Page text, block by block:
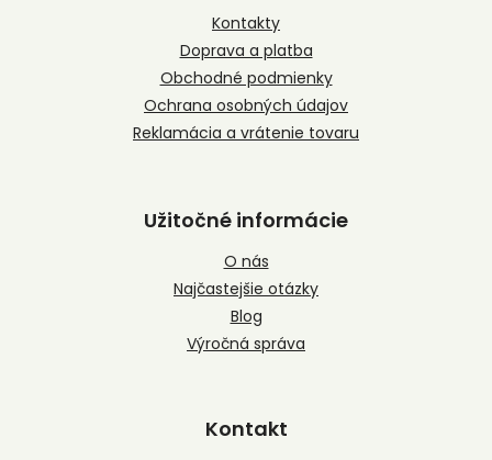
Kontakty
Doprava a platba
Obchodné podmienky
Ochrana osobných údajov
Reklamácia a vrátenie tovaru
Užitočné informácie
O nás
Najčastejšie otázky
Blog
Výročná správa
Kontakt